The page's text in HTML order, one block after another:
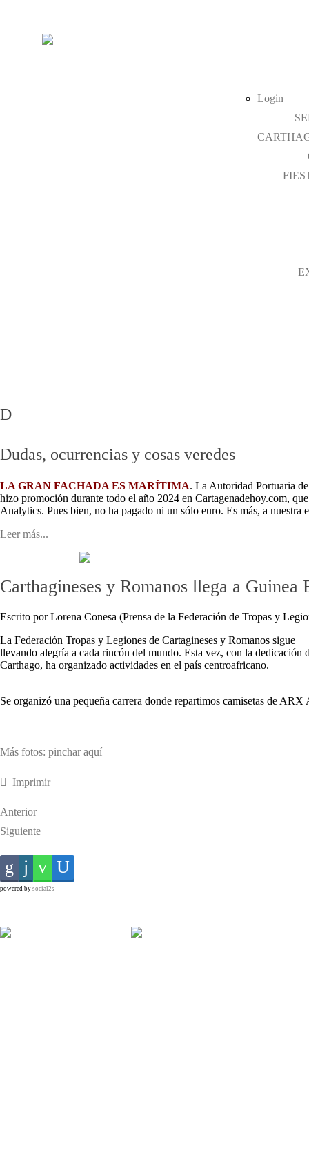
Login
D
Dudas, ocurrencias y cosas veredes
LA GRAN FACHADA ES MARÍTIMA. La Autoridad Portuaria
hizo promoción durante todo el año 2024 en Cartagenadehoy.com,
Analytics. Pues bien, no ha pagado ni un sólo euro. Es más, a nuestra
Leer más...
Carthagineses y Romanos llega a Guinea
Escrito por Lorena Conesa (Prensa de la Federación de Tropas y
La Federación Tropas y Legiones de Cartagineses y Romanos sigue
llevando alegría a cada rincón del mundo. Esta vez, con la
Carthago, ha organizado actividades en el país centroafricano.
Se organizó una pequeña carrera donde repartimos camisetas de
Más fotos: pinchar aquí
Imprimir
Anterior
Siguiente
powered by social2s